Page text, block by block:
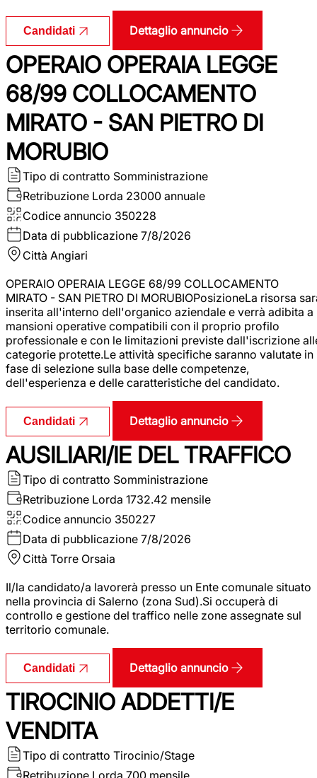
Candidati Dettaglio annuncio
OPERAIO OPERAIA LEGGE
68/99 COLLOCAMENTO
MIRATO - SAN PIETRO DI
MORUBIO
Tipo di contratto Somministrazione
Retribuzione Lorda 23000 annuale
Codice annuncio 350228
Data di pubblicazione 7/8/2026
Città Angiari
OPERAIO OPERAIA LEGGE 68/99 COLLOCAMENTO
MIRATO - SAN PIETRO DI MORUBIOPosizioneLa risorsa
inserita all'interno dell'organico aziendale e verrà adibita a
mansioni operative compatibili con il proprio profilo
professionale e con le limitazioni previste dall'iscrizione
categorie protette.Le attività specifiche saranno valutate in
fase di selezione sulla base delle competenze,
dell'esperienza e delle caratteristiche del candidato.
Candidati Dettaglio annuncio
AUSILIARI/IE DEL TRAFFICO
Tipo di contratto Somministrazione
Retribuzione Lorda 1732.42 mensile
Codice annuncio 350227
Data di pubblicazione 7/8/2026
Città Torre Orsaia
Il/la candidato/a lavorerà presso un Ente comunale situato
nella provincia di Salerno (zona Sud).Si occuperà di
controllo e gestione del traffico nelle zone assegnate sul
territorio comunale.
Candidati Dettaglio annuncio
TIROCINIO ADDETTI/E
VENDITA
Tipo di contratto Tirocinio/Stage
Retribuzione Lorda 700 mensile